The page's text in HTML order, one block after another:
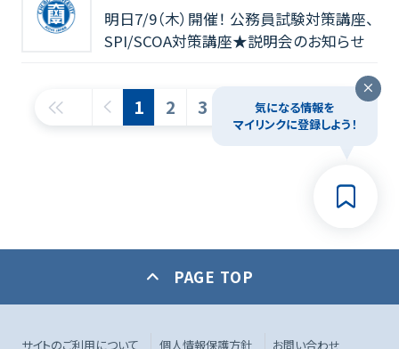
明日7/9（木）開催！ 公務員試験対策講座、
SPI/SCOA対策講座★説明会のお知らせ
1 2 3
気になる情報を
マイリンクに登録しよう！
PAGE TOP
サイトのご利用について 個人情報保護方針 お問い合わせ